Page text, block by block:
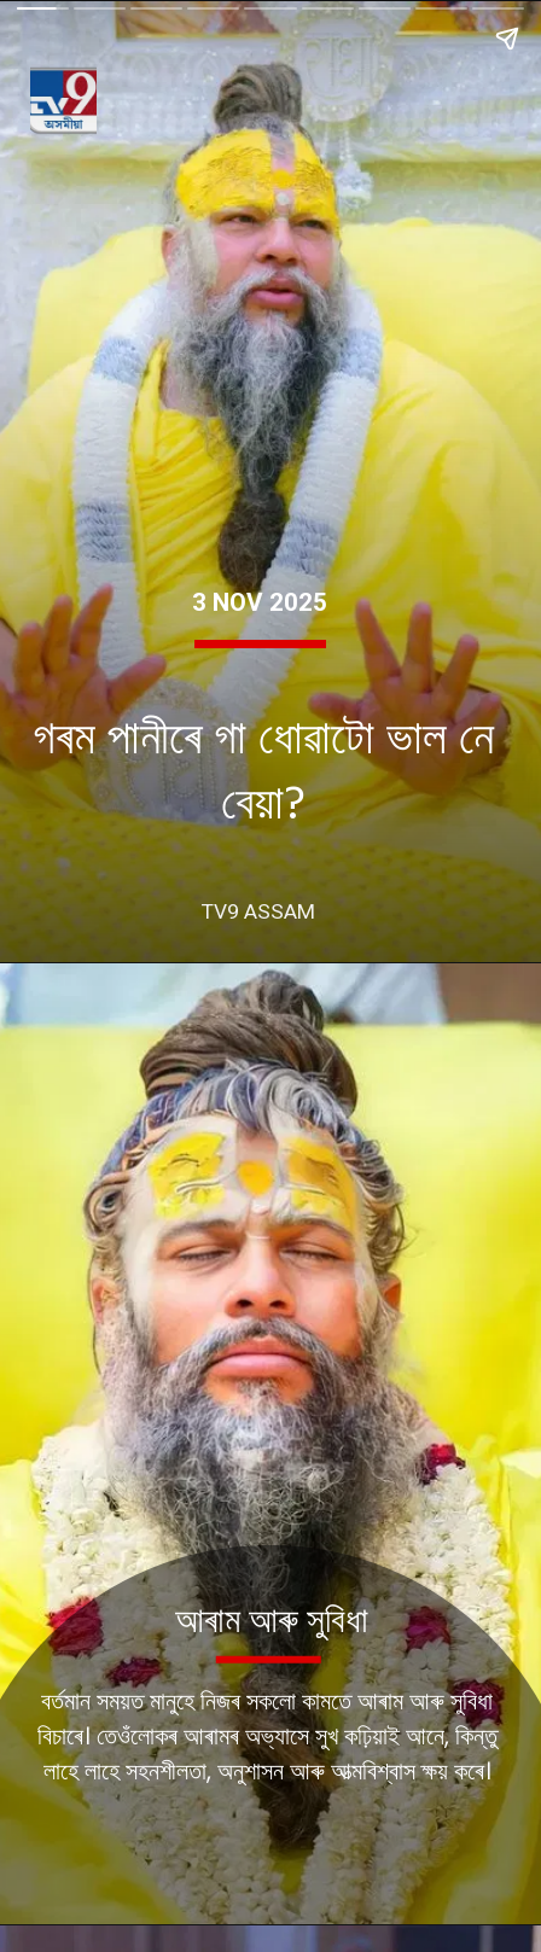
গৰম পানীৰে গা ধোৱাটো ভাল নে
বেয়া?
3 NOV 2025
TV9 ASSAM
বৰ্তমান সময়ত মানুহে নিজৰ সকলো কামতে আৰাম আৰু সুবিধা
বিচাৰে। তেওঁলোকৰ আৰামৰ অভ্যাসে সুখ কঢ়িয়াই আনে, কিন্তু
লাহে লাহে সহনশীলতা, অনুশাসন আৰু আত্মবিশ্বাস ক্ষয় কৰে।
আৰাম আৰু সুবিধা